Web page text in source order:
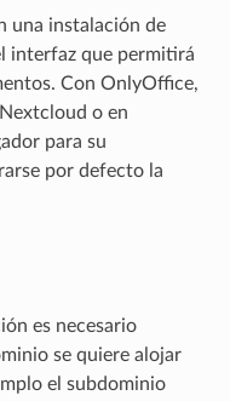
una instalación de
interfaz que permitirá
Con OnlyOffice,
o en
para su
por defecto la
es necesario
se quiere alojar
el subdominio